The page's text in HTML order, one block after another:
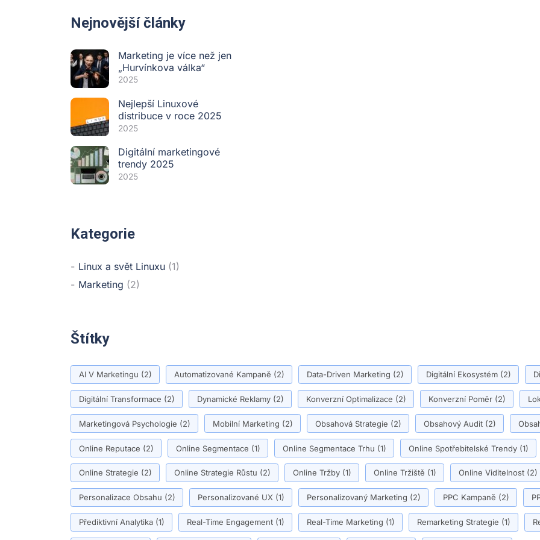
Nejnovější články
Marketing je více než jen
„Hurvínkova válka“
2025
Nejlepší Linuxové
distribuce v roce 2025
2025
Digitální marketingové
trendy 2025
2025
Kategorie
Linux a svět Linuxu (1)
Marketing (2)
Štítky
AI V Marketingu (2) Automatizované Kampaně (2) Data-Driven Marketing (2) Digitální Ekosystém(2)
Digitální Transformace (2) Dynamické Reklamy(2) Konverzní Optimalizace (2) Konverzní Poměr(2)
Marketingová Psychologie (2) Mobilní Marketing (2) Obsahová Strategie (2) Obsahový Audit(2)
Online Reputace (2) Online Segmentace (1) Online Segmentace Trhu (1) Online Spotřebitelské Trendy(1)
Online Strategie (2) Online Strategie Růstu (2) Online Tržby(1) Online Tržiště (1) Online Viditelnost(2)
Personalizace Obsahu (2) Personalizované UX(1) Personalizovaný Marketing (2) PPC Kampaně (2)
Přediktivní Analytika(1) Real-Time Engagement(1) Real-Time Marketing (1) Remarketing Strategie (1)